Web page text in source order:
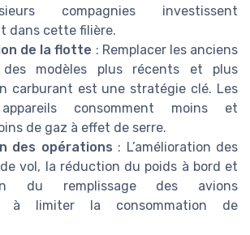
compagnies investissent
dans cette filière.
de la flotte : Remplacer les anciens
modèles plus récents et plus
carburant est une stratégie clé. Les
consomment moins et
de gaz à effet de serre.
des opérations : L’amélioration des
vol, la réduction du poids à bord et
du remplissage des avions
à limiter la consommation de